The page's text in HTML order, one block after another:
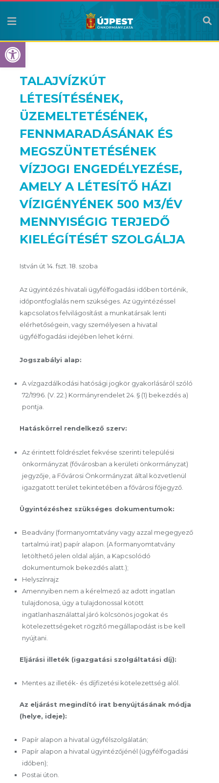
Eszköztár megnyitása
TALAJVÍZKÚT
LÉTESÍTÉSÉNEK,
ÜZEMELTETÉSÉNEK,
FENNMARADÁSÁNAK ÉS
MEGSZÜNTETÉSÉNEK
VÍZJOGI ENGEDÉLYEZÉSE,
AMELY A LÉTESÍTŐ HÁZI
VÍZIGÉNYÉNEK 500 M3/ÉV
MENNYISÉGIG TERJEDŐ
KIELÉGÍTÉSÉT SZOLGÁLJA
István út 14. fszt. 18. szoba
Az ügyintézés hivatali ügyfélfogadási időben történik,
időpontfoglalás nem szükséges. Az ügyintézéssel
kapcsolatos felvilágosítást a munkatársak lenti
elérhetőségein, vagy személyesen a hivatal
ügyfélfogadási idejében lehet kérni.
Jogszabályi alap:
A vízgazdálkodási hatósági jogkör gyakorlásáról szóló
72/1996. (V. 22.) Kormányrendelet 24. § (1) bekezdés a)
pontja.
Hatáskörrel rendelkező szerv:
Az érintett földrészlet fekvése szerinti települési
önkormányzat (fővárosban a kerületi önkormányzat)
jegyzője, a Fővárosi Önkormányzat által közvetlenül
igazgatott terület tekintetében a fővárosi főjegyző.
Ügyintézéshez szükséges dokumentumok:
Beadvány (formanyomtatvány vagy azzal megegyező
tartalmú irat) papír alapon. (A formanyomtatvány
letölthető jelen oldal alján, a Kapcsolódó
dokumentumok bekezdés alatt.);
Helyszínrajz
Amennyiben nem a kérelmező az adott ingatlan
tulajdonosa, úgy a tulajdonossal kötött
ingatlanhasználattal járó kölcsönös jogokat és
kötelezettségeket rögzítő megállapodást is be kell
nyújtani.
Eljárási illeték (igazgatási szolgáltatási díj):
Mentes az illeték- és díjfizetési kötelezettség alól.
Az eljárást megindító irat benyújtásának módja
(helye, ideje):
Papír alapon a hivatal ügyfélszolgálatán;
Papír alapon a hivatal ügyintézőjénél (ügyfélfogadási
időben);
Postai úton.